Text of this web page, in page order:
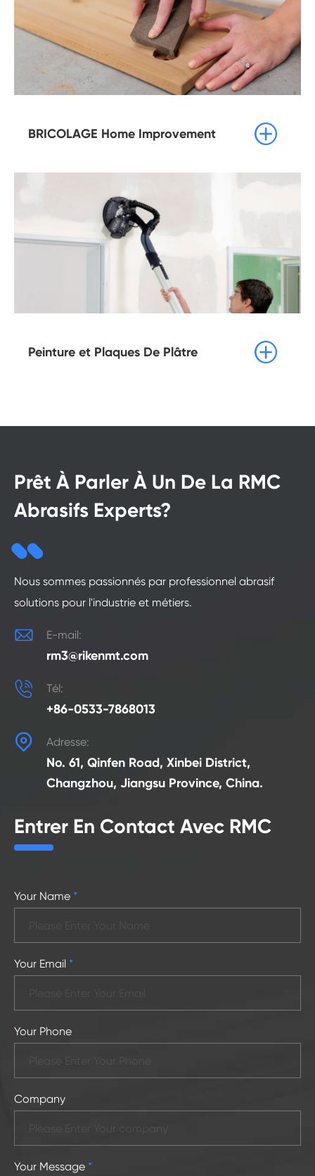
BRICOLAGE Home Improvement 
Peinture et Plaques De Plâtre 
Prêt À Parler À Un De La RMC
Abrasifs Experts?
Nous sommes passionnés par professionnel abrasif
solutions pour l'industrie et métiers.
 E-mail:
rm3@rikenmt.com
 Tél:
+86-0533-7868013
 Adresse:
No. 61, Qinfen Road, Xinbei District,
Changzhou, Jiangsu Province, China.
Entrer En Contact Avec RMC
Your Name *
Your Email *
Your Phone
Company
Your Message *